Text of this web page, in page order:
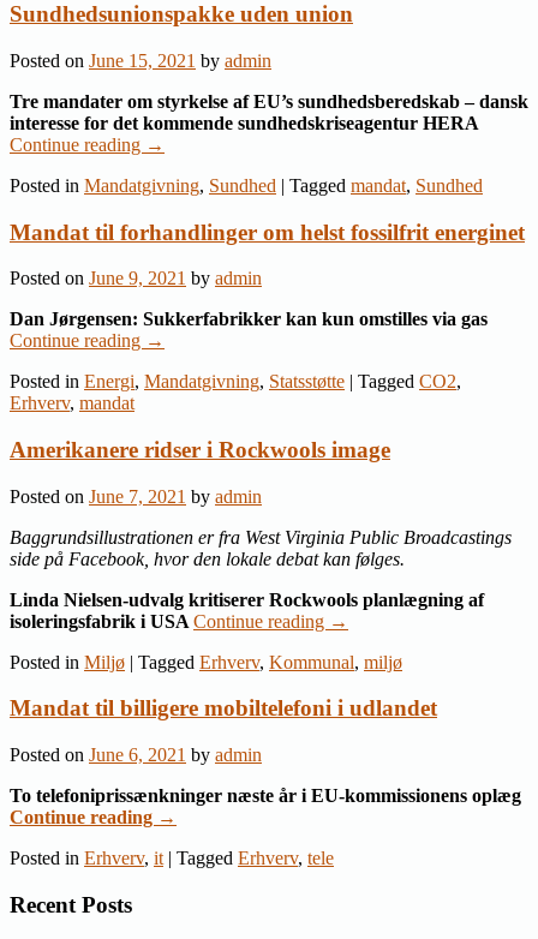
Sundhedsunionspakke uden union
Posted on June 15, 2021 by admin
Tre mandater om styrkelse af EU’s sundhedsberedskab – dansk
interesse for det kommende sundhedskriseagentur HERA
Continue reading →
Posted in Mandatgivning, Sundhed | Tagged mandat, Sundhed
Mandat til forhandlinger om helst fossilfrit energinet
Posted on June 9, 2021 by admin
Dan Jørgensen: Sukkerfabrikker kan kun omstilles via gas
Continue reading →
Posted in Energi, Mandatgivning, Statsstøtte | Tagged CO2,
Erhverv, mandat
Amerikanere ridser i Rockwools image
Posted on June 7, 2021 by admin
Baggrundsillustrationen er fra West Virginia Public Broadcastings
side på Facebook, hvor den lokale debat kan følges.
Linda Nielsen-udvalg kritiserer Rockwools planlægning af
isoleringsfabrik i USA Continue reading →
Posted in Miljø | Tagged Erhverv, Kommunal, miljø
Mandat til billigere mobiltelefoni i udlandet
Posted on June 6, 2021 by admin
To telefoniprissænkninger næste år i EU-kommissionens oplæg
Continue reading →
Posted in Erhverv, it | Tagged Erhverv, tele
Recent Posts